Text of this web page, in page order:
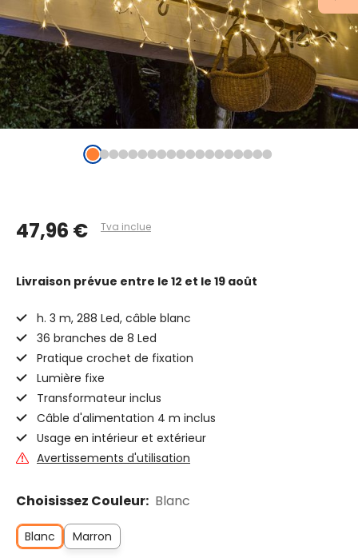
47,96 € Tva inclue
Livraison prévue entre le 12 et le 19 août
h. 3 m, 288 Led, câble blanc
36 branches de 8 Led
Pratique crochet de fixation
Lumière fixe
Transformateur inclus
Câble d'alimentation 4 m inclus
Usage en intérieur et extérieur
Avertissements d'utilisation
Choisissez Couleur: Blanc
Blanc Marron